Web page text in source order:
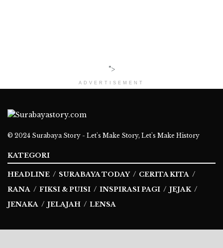
">
ADVERTISEMENT
© 2024 Surabaya Story - Let's Make Story, Let's Make History
KATEGORI
HEADLINE SURABAYA TODAY
CERITA KITA
RANA
FIKSI & PUISI INSPIRASI PAGI
JEJAK
JENAKA
JELAJAH LENSA